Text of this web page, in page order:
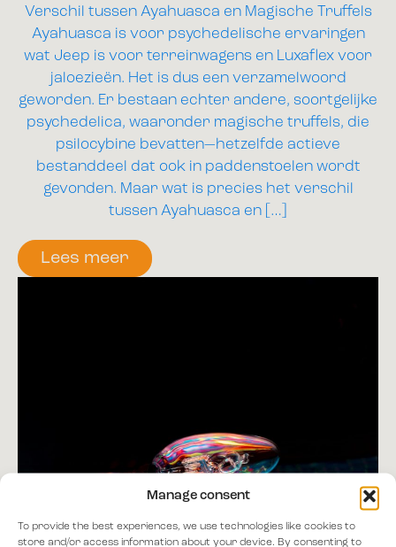
Manage consent
To provide the best experiences, we use technologies like cookies to
store and/or access information about your device. By consenting to
Verschil tussen Ayahuasca en Magische Truffels
Ayahuasca is voor psychedelische ervaringen
wat Jeep is voor terreinwagens en Luxaflex voor
jaloezieën. Het is dus een verzamelwoord
geworden. Er bestaan echter andere, soortgelijke
psychedelica, waaronder magische truffels, die
psilocybine bevatten—hetzelfde actieve
bestanddeel dat ook in paddenstoelen wordt
gevonden. Maar wat is precies het verschil
tussen Ayahuasca en […]
Lees meer